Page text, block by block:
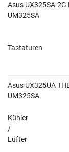
Asus UX325SA-2G
UM325SA
Tastaturen
Asus UX325UA
UM325SA
Kühler
/
Lüfter